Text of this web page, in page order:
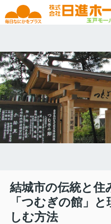
結城市の伝統と住
「つむぎの館」
しむ方法